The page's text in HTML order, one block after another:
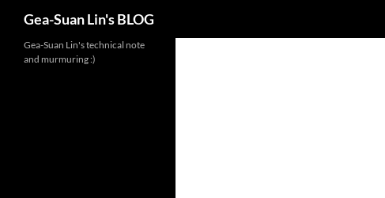
Gea-Suan Lin's BLOG
Gea-Suan Lin's technical note
and murmuring :)